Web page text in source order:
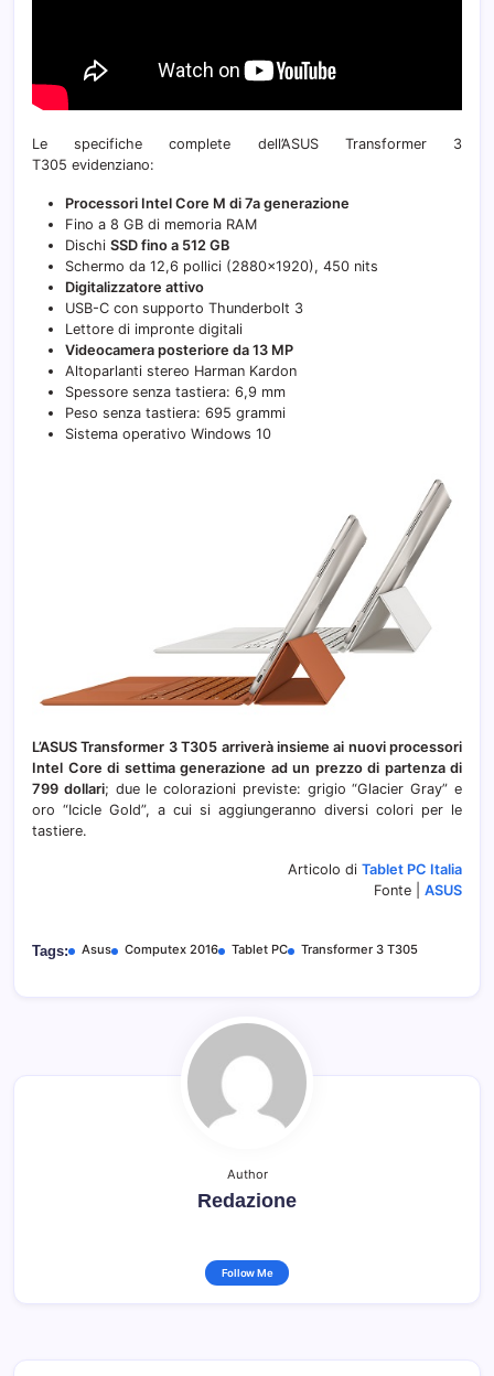
Le specifiche complete dell’ASUS Transformer 3
T305 evidenziano:
Processori Intel Core M di 7a generazione
Fino a 8 GB di memoria RAM
Dischi SSD fino a 512 GB
Schermo da 12,6 pollici (2880×1920), 450 nits
Digitalizzatore attivo
USB-C con supporto Thunderbolt 3
Lettore di impronte digitali
Videocamera posteriore da 13 MP
Altoparlanti stereo Harman Kardon
Spessore senza tastiera: 6,9 mm
Peso senza tastiera: 695 grammi
Sistema operativo Windows 10
L’ASUS Transformer 3 T305 arriverà insieme ai nuovi processori
Intel Core di settima generazione ad un prezzo di partenza di
799 dollari; due le colorazioni previste: grigio “Glacier Gray” e
oro “Icicle Gold”, a cui si aggiungeranno diversi colori per le
tastiere.
Articolo di Tablet PC Italia
Fonte | ASUS
Tags: Asus Computex 2016 Tablet PC Transformer 3 T305
Author
Redazione
Follow Me